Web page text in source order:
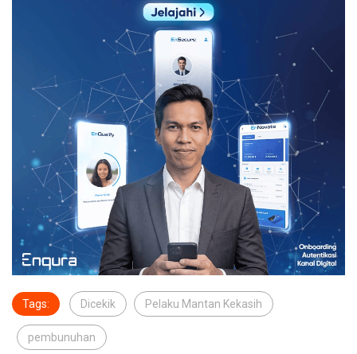
Tags: Dicekik Pelaku Mantan Kekasih
pembunuhan